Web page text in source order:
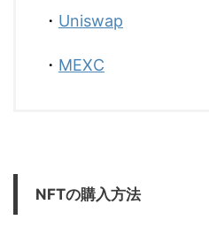
・ Uniswap
・ MEXC
NFTの購入方法